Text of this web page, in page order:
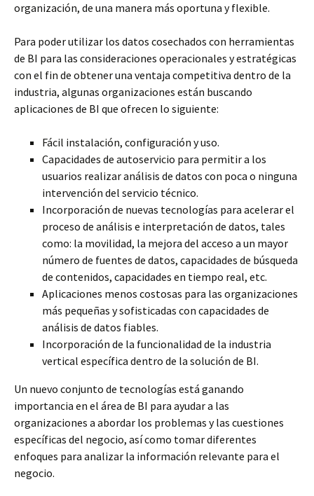
organización, de una manera más oportuna y flexible.
Para poder utilizar los datos cosechados con herramientas
de BI para las consideraciones operacionales y estratégicas
con el fin de obtener una ventaja competitiva dentro de la
industria, algunas organizaciones están buscando
aplicaciones de BI que ofrecen lo siguiente:
Fácil instalación, configuración y uso.
Capacidades de autoservicio para permitir a los
usuarios realizar análisis de datos con poca o ninguna
intervención del servicio técnico.
Incorporación de nuevas tecnologías para acelerar el
proceso de análisis e interpretación de datos, tales
como: la movilidad, la mejora del acceso a un mayor
número de fuentes de datos, capacidades de búsqueda
de contenidos, capacidades en tiempo real, etc.
Aplicaciones menos costosas para las organizaciones
más pequeñas y sofisticadas con capacidades de
análisis de datos fiables.
Incorporación de la funcionalidad de la industria
vertical específica dentro de la solución de BI.
Un nuevo conjunto de tecnologías está ganando
importancia en el área de BI para ayudar a las
organizaciones a abordar los problemas y las cuestiones
específicas del negocio, así como tomar diferentes
enfoques para analizar la información relevante para el
negocio.